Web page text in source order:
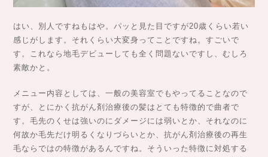
はい、別人ですねもはや。パッと見た目ですが20歳くらい若い
感じがします。それくらい大変身ってことですね。すごいで
す。これなら地毛デビューしても全く問題ないですし、むしろ
素敵かと。
メニュー内容としては、一般の美容室でもやってることなので
すが、とにかく抗がん剤治療後の髪はとても特徴的で曲者で
す。毛先のくせは強いのにダメージには弱いとか、それなのに
何故か毛先だけ明るくなりづらいとか、抗がん剤治療後の再生
毛ならではの特徴があるんですね。そういった特徴に対処する